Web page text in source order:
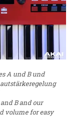
A und B und
B and our
volume for easy